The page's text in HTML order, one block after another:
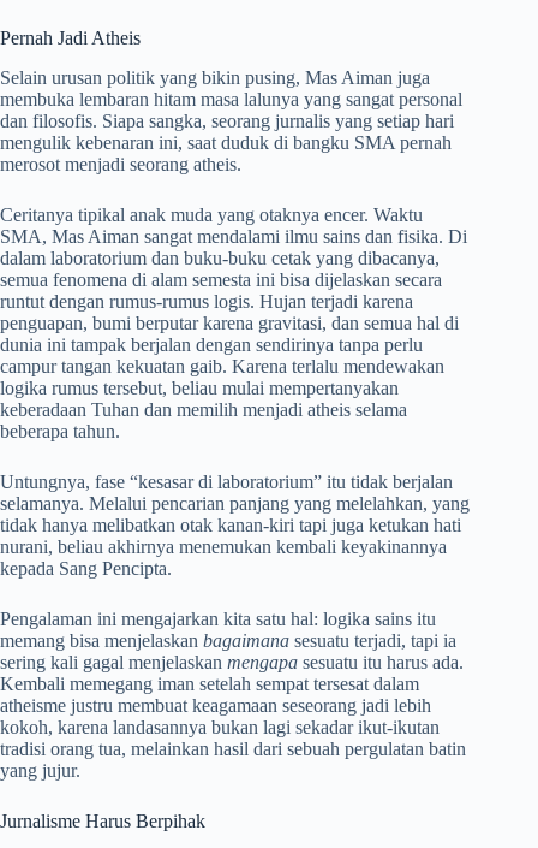
Pernah Jadi Atheis
Selain urusan politik yang bikin pusing, Mas Aiman juga
membuka lembaran hitam masa lalunya yang sangat personal
dan filosofis. Siapa sangka, seorang jurnalis yang setiap hari
mengulik kebenaran ini, saat duduk di bangku SMA pernah
merosot menjadi seorang atheis.
Ceritanya tipikal anak muda yang otaknya encer. Waktu
SMA, Mas Aiman sangat mendalami ilmu sains dan fisika. Di
dalam laboratorium dan buku-buku cetak yang dibacanya,
semua fenomena di alam semesta ini bisa dijelaskan secara
runtut dengan rumus-rumus logis. Hujan terjadi karena
penguapan, bumi berputar karena gravitasi, dan semua hal di
dunia ini tampak berjalan dengan sendirinya tanpa perlu
campur tangan kekuatan gaib. Karena terlalu mendewakan
logika rumus tersebut, beliau mulai mempertanyakan
keberadaan Tuhan dan memilih menjadi atheis selama
beberapa tahun.
Untungnya, fase “kesasar di laboratorium” itu tidak berjalan
selamanya. Melalui pencarian panjang yang melelahkan, yang
tidak hanya melibatkan otak kanan-kiri tapi juga ketukan hati
nurani, beliau akhirnya menemukan kembali keyakinannya
kepada Sang Pencipta.
Pengalaman ini mengajarkan kita satu hal: logika sains itu
memang bisa menjelaskan bagaimana sesuatu terjadi, tapi ia
sering kali gagal menjelaskan mengapa sesuatu itu harus ada.
Kembali memegang iman setelah sempat tersesat dalam
atheisme justru membuat keagamaan seseorang jadi lebih
kokoh, karena landasannya bukan lagi sekadar ikut-ikutan
tradisi orang tua, melainkan hasil dari sebuah pergulatan batin
yang jujur.
Jurnalisme Harus Berpihak